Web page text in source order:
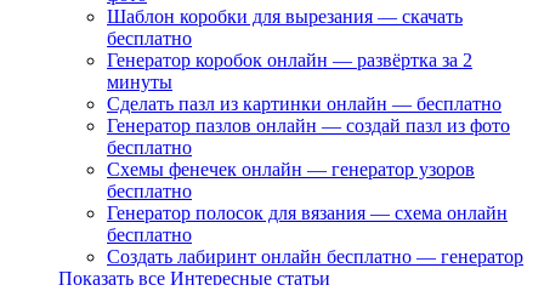
Шаблон коробки для вырезания — скачать
бесплатно
Генератор коробок онлайн — развёртка за 2
минуты
Сделать пазл из картинки онлайн — бесплатно
Генератор пазлов онлайн — создай пазл из фото
бесплатно
Схемы фенечек онлайн — генератор узоров
бесплатно
Генератор полосок для вязания — схема онлайн
бесплатно
Создать лабиринт онлайн бесплатно — генератор
Показать все Интересные статьи